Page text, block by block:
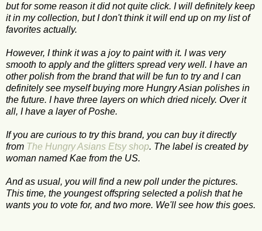
but for some reason it did not quite click. I will definitely keep
it in my collection, but I don't think it will end up on my list of
favorites actually.
However, I think it was a joy to paint with it. I was very
smooth to apply and the glitters spread very well. I have an
other polish from the brand that will be fun to try and I can
definitely see myself buying more Hungry Asian polishes in
the future. I have three layers on which dried nicely. Over it
all, I have a layer of Poshe.
If you are curious to try this brand, you can buy it directly
from The Hungry Asians Etsy shop. The label is created by
woman named Kae from the US.
And as usual, you will find a new poll under the pictures.
This time, the youngest offspring selected a polish that he
wants you to vote for, and two more. We'll see how this goes.